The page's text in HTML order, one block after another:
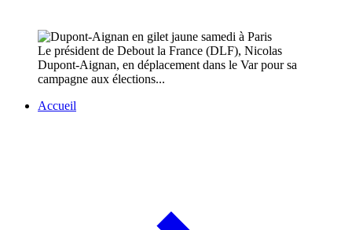
Le président de Debout la France (DLF), Nicolas
Dupont-Aignan, en déplacement dans le Var pour sa
campagne aux élections...
Accueil